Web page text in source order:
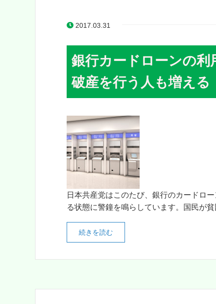
2017.03.31
銀行カードローンの
破産を行う人も増える
日本共産党はこのたび、銀行のカードロ
る状態に警鐘を鳴らしています。国民が
続きを読む